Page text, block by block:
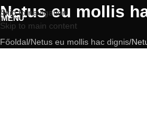
Skip to navigation
Skip to main content
MENU
Netus eu mollis
Főoldal Netus eu mollis hac dignis